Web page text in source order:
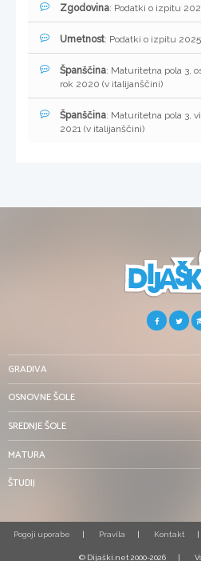
Zgodovina: Podatki o izpitu
Umetnost: Podatki o izpitu 2025
Španščina: Maturitetna pola 3,
rok 2020 (v italijanščini)
Španščina: Maturitetna pola 3,
2021 (v italijanščini)
GRADIVA
OSNOVNE ŠOLE
SREDNJE ŠOLE
MATURA
ŠTUDIJ
Pogoji uporabe Pravila Kontakt
© Dijaški.net 2000-2026